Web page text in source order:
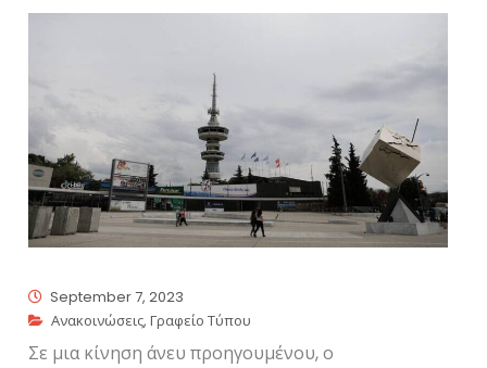
September 7, 2023
Ανακοινώσεις,Γραφείο Τύπου
Σε μια κίνηση άνευ προηγουμένου, ο